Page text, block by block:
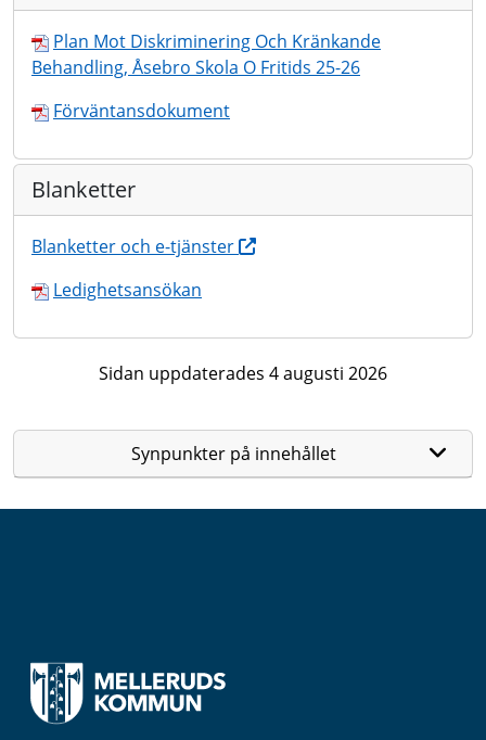
Plan Mot Diskriminering Och Kränkande
Behandling, Åsebro Skola O Fritids 25-26
Förväntansdokument
Blanketter
Blanketter och e-tjänster
Ledighetsansökan
Sidan uppdaterades 4 augusti 2026
Synpunkter på innehållet